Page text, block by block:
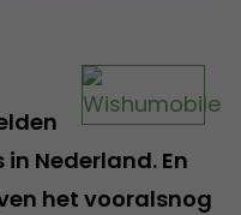
Nederland. En
het vooralsnog